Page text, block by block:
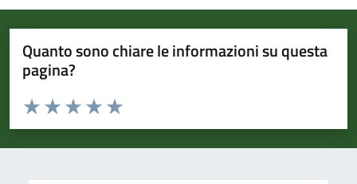
Quanto sono chiare le informazioni su questa
pagina?
Valuta da 1 a 5 stelle la pagina
Valuta 5 stelle su 5
Valuta 4 stelle su 5
Valuta 3 stelle su 5
Valuta 2 stelle su 5
Valuta 1 stelle su 5